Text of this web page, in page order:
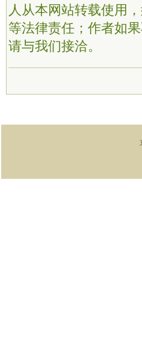
人从本网站转载使用
等法律责任；作者如
请与我们接洽。